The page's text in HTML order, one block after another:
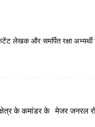
और समर्पित रक्षा अभ्यर्थी
के कमांडर के मेजर जनरल